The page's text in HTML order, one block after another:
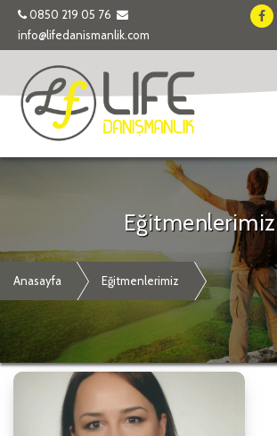
0850 219 05 76
info@lifedanismanlik.com
Eğitmenlerimiz
Anasayfa Eğitmenlerimiz